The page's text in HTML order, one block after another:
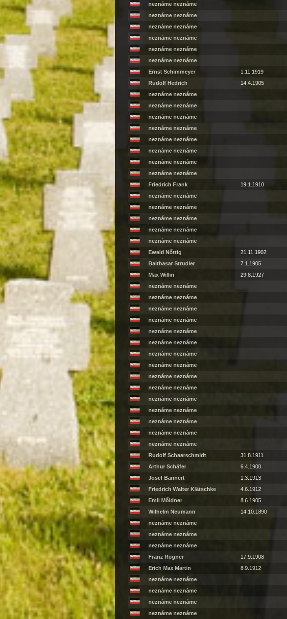
neznáme neznáme
neznáme neznáme
neznáme neznáme
neznáme neznáme
neznáme neznáme
neznáme neznáme
Ernst Schimmeyer
1.11.1919
Rudolf Hedrich
14.4.1905
neznáme neznáme
neznáme neznáme
neznáme neznáme
neznáme neznáme
neznáme neznáme
neznáme neznáme
neznáme neznáme
neznáme neznáme
Friedrich Frank
19.1.1910
neznáme neznáme
neznáme neznáme
neznáme neznáme
neznáme neznáme
neznáme neznáme
Ewald Nőttig
21.11.1902
Balthasar Strudler
7.1.1905
Max Willin
29.8.1927
neznáme neznáme
neznáme neznáme
neznáme neznáme
neznáme neznáme
neznáme neznáme
neznáme neznáme
neznáme neznáme
neznáme neznáme
neznáme neznáme
neznáme neznáme
neznáme neznáme
neznáme neznáme
neznáme neznáme
neznáme neznáme
neznáme neznáme
Rudolf Schaarschmidt
31.8.1911
Arthur Schäfer
6.4.1900
Josef Bannert
1.3.1913
Friedrich Walter Klätschke
4.6.1912
Emil Mőldner
8.6.1905
Wilhelm Neumann
14.10.1890
neznáme neznáme
neznáme neznáme
neznáme neznáme
Franz Rogner
17.9.1908
Erich Max Martin
8.9.1912
neznáme neznáme
neznáme neznáme
neznáme neznáme
neznáme neznáme